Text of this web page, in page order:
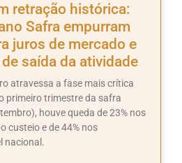
retração histórica:
Safra empurram
juros de mercado e
saída da atividade
atravessa a fase mais crítica
primeiro trimestre da safra
houve queda de 23% nos
custeio e de 44% nos
nacional.